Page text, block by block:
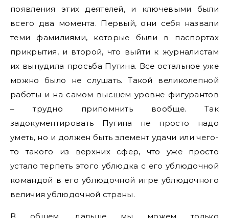
появления этих деятелей, и ключевыми были
всего два момента. Первый, они себя назвали
теми фамилиями, которые были в паспортах
прикрытия, и второй, что выйти к журналистам
их вынудила просьба Путина. Все остальное уже
можно было не слушать. Такой великолепной
работы и на самом высшем уровне фигурантов
– трудно припомнить вообще. Так
задокументировать Путина не просто надо
уметь, но и должен быть элемент удачи или чего-
то такого из верхних сфер, что уже просто
устало терпеть этого ублюдка с его ублюдочной
командой в его ублюдочной игре ублюдочного
величия ублюдочной страны.